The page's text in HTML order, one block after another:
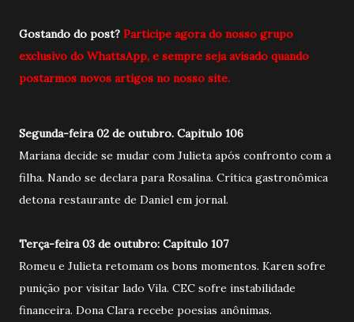
Gostando do post? Participe agora do nosso grupo
exclusivo do WhattsApp, e sempre seja avisado quando
postarmos novos artigos no nosso site.
Segunda-feira 02 de outubro. Capitulo 106
Mariana decide se mudar com Julieta após confronto com a
filha. Nando se declara para Rosalina. Crítica gastronômica
detona restaurante de Daniel em jornal.
Terça-feira 03 de outubro: Capitulo 107
Romeu e Julieta retomam os bons momentos. Karen sofre
punição por visitar lado Vila. CEC sofre instabilidade
financeira. Dona Clara recebe poesias anônimas.